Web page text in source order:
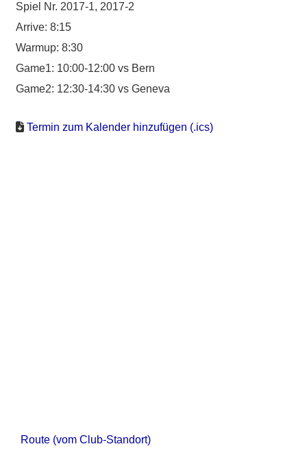
Spiel Nr. 2017-1, 2017-2
Arrive: 8:15
Warmup: 8:30
Game1: 10:00-12:00 vs Bern
Game2: 12:30-14:30 vs Geneva
Termin zum Kalender hinzufügen (.ics)
Route (vom Club-Standort)